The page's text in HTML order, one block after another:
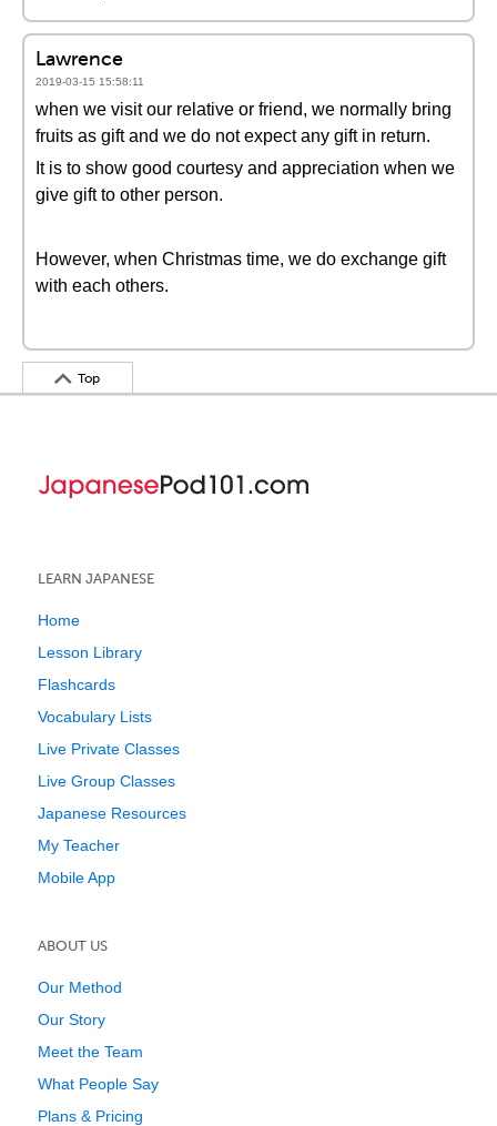
Lawrence
2019-03-15 15:58:11
when we visit our relative or friend, we normally bring
fruits as gift and we do not expect any gift in return.
It is to show good courtesy and appreciation when we
give gift to other person.
However, when Christmas time, we do exchange gift
with each others.
Top
LEARN JAPANESE
Home
Lesson Library
Flashcards
Vocabulary Lists
Live Private Classes
Live Group Classes
Japanese Resources
My Teacher
Mobile App
ABOUT US
Our Method
Our Story
Meet the Team
What People Say
Plans & Pricing